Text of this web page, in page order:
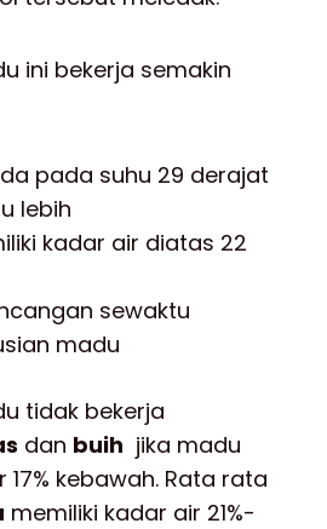
ini bekerja semakin
pada suhu 29 derajat
lebih
kadar air diatas 22
sewaktu
madu
tidak bekerja
dan buih jika madu
kebawah. Rata rata
memiliki kadar air 21%-